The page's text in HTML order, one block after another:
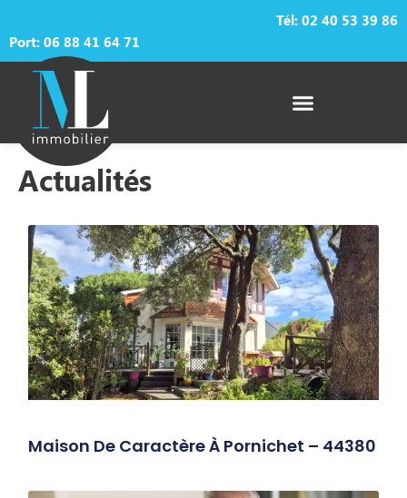
Tél: 02 40 53 39 86
Port: 06 88 41 64 71
Actualités
Maison De Caractère À Pornichet – 44380